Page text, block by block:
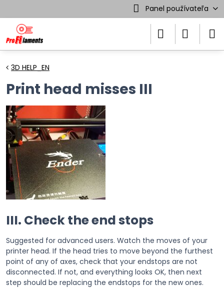
Panel používateľa
3D HELP_EN
Print head misses III
III. Check the end stops
Suggested for advanced users. Watch the moves of your
printer head. If the head tries to move beyond the furthest
point of any of axes, check that your endstops are not
disconnected. If not, and everything looks OK, then next
step should be replacing the endstops for the new ones.